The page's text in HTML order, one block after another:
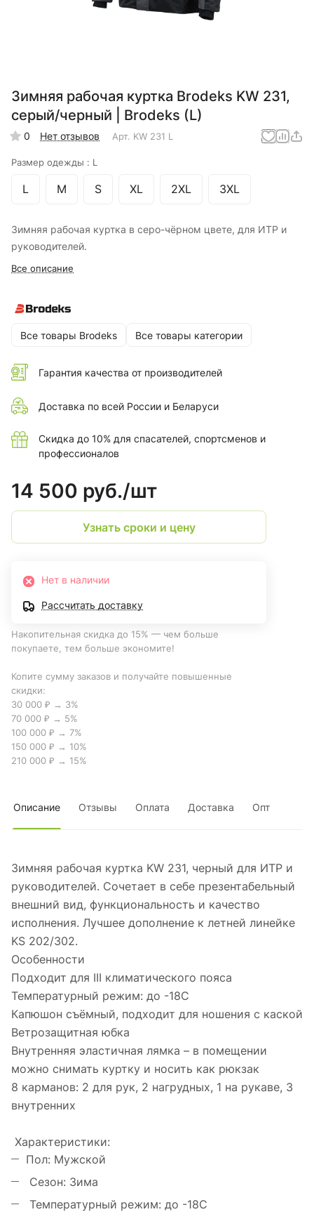
Зимняя рабочая куртка Brodeks KW 231,
серый/черный | Brodeks (L)
0 Нет отзывов Арт. KW 231 L
Размер одежды : L
L M S XL 2XL 3XL
Зимняя рабочая куртка в серо-чёрном цвете, для ИТР и
руководителей.
Все описание
Все товары Brodeks Все товары категории
Гарантия качества от производителей
Доставка по всей России и Беларуси
Скидка до 10% для спасателей, спортсменов и
профессионалов
14 500 руб./шт
Узнать сроки и цену
Нет в наличии
Рассчитать доставку
Накопительная скидка до 15% — чем больше
покупаете, тем больше экономите!
Копите сумму заказов и получайте повышенные
скидки:
30 000 ₽ → 3%
70 000 ₽ → 5%
100 000 ₽ → 7%
150 000 ₽ → 10%
210 000 ₽ → 15%
Описание Отзывы Оплата Доставка Опт
Зимняя рабочая куртка KW 231, черный для ИТР и
руководителей. Сочетает в себе презентабельный
внешний вид, функциональность и качество
исполнения. Лучшее дополнение к летней линейке
KS 202/302.
Особенности
Подходит для III климатического пояса
Температурный режим: до -18С
Капюшон съёмный, подходит для ношения с каской
Ветрозащитная юбка
Внутренняя эластичная лямка – в помещении
можно снимать куртку и носить как рюкзак
8 карманов: 2 для рук, 2 нагрудных, 1 на рукаве, 3
внутренних
Характеристики:
Пол: Мужской
Сезон: Зима
Температурный режим: до -18С